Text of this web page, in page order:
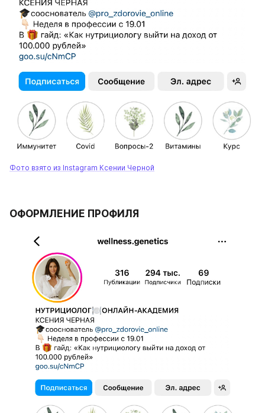
Фото взято из Instagram Ксении Черной
ОФОРМЛЕНИЕ ПРОФИЛЯ